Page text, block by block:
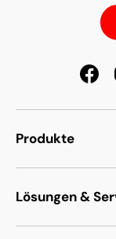
Produkte
Lösungen &